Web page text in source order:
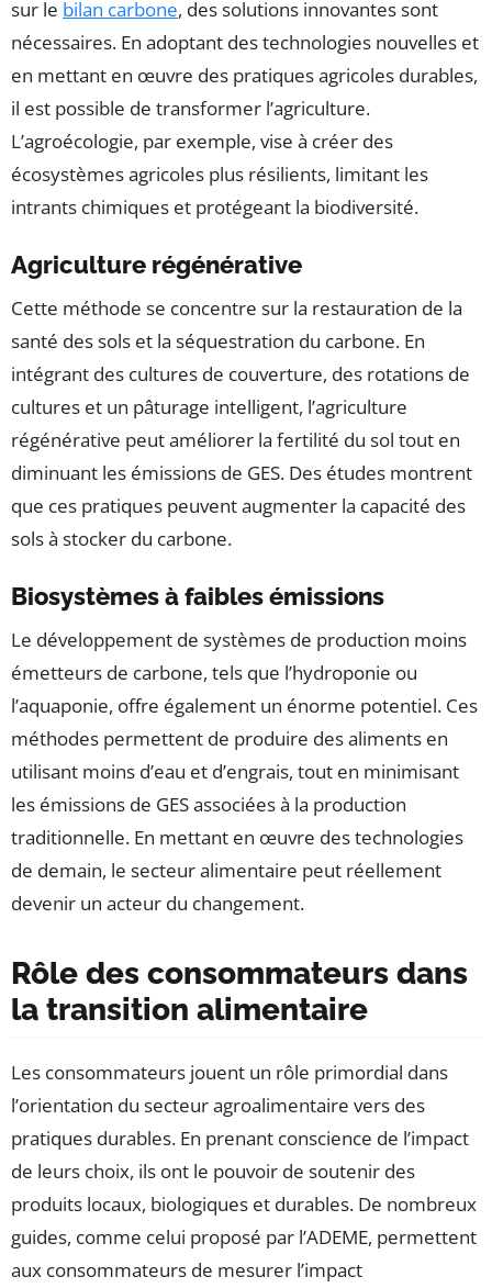
sur le bilan carbone, des solutions innovantes sont
nécessaires. En adoptant des technologies nouvelles et
en mettant en œuvre des pratiques agricoles durables,
il est possible de transformer l’agriculture.
L’agroécologie, par exemple, vise à créer des
écosystèmes agricoles plus résilients, limitant les
intrants chimiques et protégeant la biodiversité.
Agriculture régénérative
Cette méthode se concentre sur la restauration de la
santé des sols et la séquestration du carbone. En
intégrant des cultures de couverture, des rotations de
cultures et un pâturage intelligent, l’agriculture
régénérative peut améliorer la fertilité du sol tout en
diminuant les émissions de GES. Des études montrent
que ces pratiques peuvent augmenter la capacité des
sols à stocker du carbone.
Biosystèmes à faibles émissions
Le développement de systèmes de production moins
émetteurs de carbone, tels que l’hydroponie ou
l’aquaponie, offre également un énorme potentiel. Ces
méthodes permettent de produire des aliments en
utilisant moins d’eau et d’engrais, tout en minimisant
les émissions de GES associées à la production
traditionnelle. En mettant en œuvre des technologies
de demain, le secteur alimentaire peut réellement
devenir un acteur du changement.
Rôle des consommateurs dans
la transition alimentaire
Les consommateurs jouent un rôle primordial dans
l’orientation du secteur agroalimentaire vers des
pratiques durables. En prenant conscience de l’impact
de leurs choix, ils ont le pouvoir de soutenir des
produits locaux, biologiques et durables. De nombreux
guides, comme celui proposé par l’ADEME, permettent
aux consommateurs de mesurer l’impact